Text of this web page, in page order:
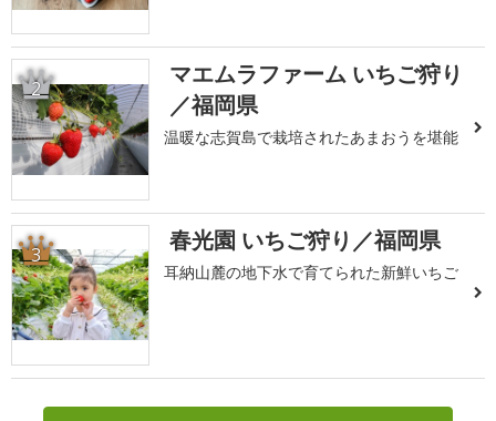
2
マエムラファーム いちご狩り
／福岡県
温暖な志賀島で栽培されたあまおうを堪能
3 春光園 いちご狩り／福岡県
耳納山麓の地下水で育てられた新鮮いちご